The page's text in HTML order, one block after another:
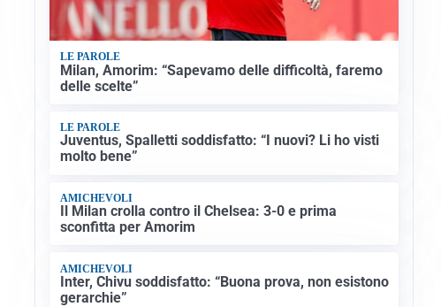
LE PAROLE
Milan, Amorim: “Sapevamo delle difficoltà, faremo
delle scelte”
LE PAROLE
Juventus, Spalletti soddisfatto: “I nuovi? Li ho visti
molto bene”
AMICHEVOLI
Il Milan crolla contro il Chelsea: 3-0 e prima
sconfitta per Amorim
AMICHEVOLI
Inter, Chivu soddisfatto: “Buona prova, non esistono
gerarchie”